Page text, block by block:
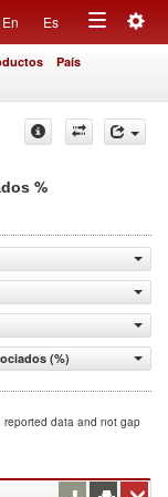
En Es
Toggle
País
%
(%)
reported data and not gap